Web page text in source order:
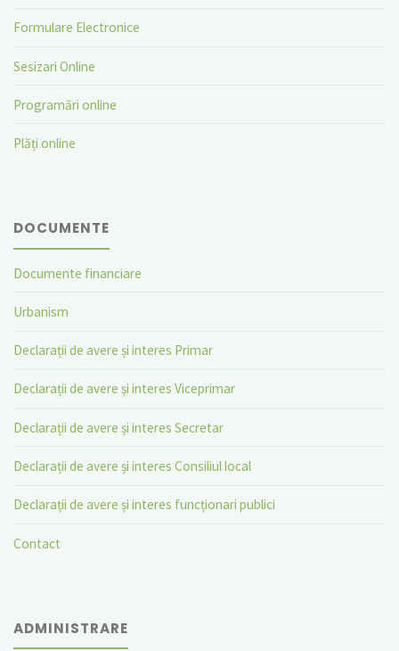
Formulare Electronice
Sesizari Online
Programări online
Plăți online
DOCUMENTE
Documente financiare
Urbanism
Declarații de avere și interes Primar
Declarații de avere și interes Viceprimar
Declarații de avere și interes Secretar
Declarații de avere și interes Consiliul local
Declarații de avere și interes funcționari publici
Contact
ADMINISTRARE